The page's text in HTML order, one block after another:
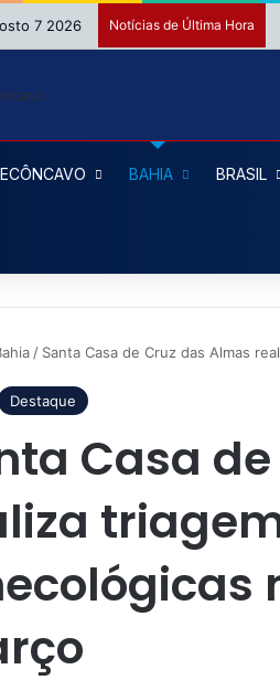
7 2026 Notícias de Última Hora
BAHIA BRASIL
/ Santa Casa de Cruz das Almas
Destaque
Casa